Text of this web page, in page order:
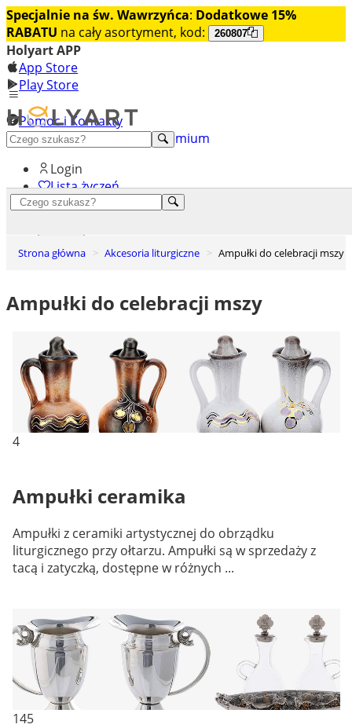
Specjalnie na św. Wawrzyńca: Dodatkowe 15%
RABATU na cały asortyment, kod: 260807
Holyart APP
App Store
Play Store
Pomoc i Kontakty
+48 222 922 860
Odkryj premium
Login
Lista życzeń
Strona główna Akcesoria liturgiczne Ampułki do celebracji mszy
Ampułki do celebracji mszy
4
Ampułki ceramika
Ampułki z ceramiki artystycznej do obrządku
liturgicznego przy ołtarzu. Ampułki są w sprzedaży z
tacą i zatyczką, dostępne w różnych ...
145